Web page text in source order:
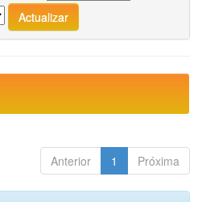
Anterior 1 Próxima